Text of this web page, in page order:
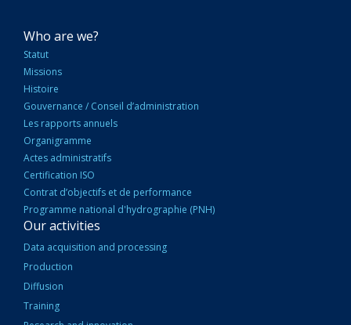
NAVIGATION
PRINCIPALE
Who are we?
Statut
Missions
Histoire
Gouvernance / Conseil d’administration
Les rapports annuels
Organigramme
Actes administratifs
Certification ISO
Contrat d’objectifs et de performance
Programme national d'hydrographie (PNH)
Our activities
Data acquisition and processing
Production
Diffusion
Training